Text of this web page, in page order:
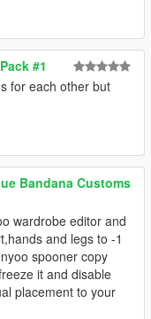
#1
for each other but
Bandana Customs
wardrobe editor and
and legs to -1
spooner copy
it and disable
placement to your